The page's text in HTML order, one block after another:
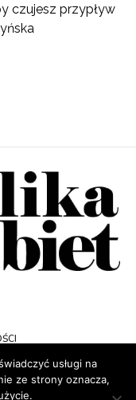
czujesz przypływ
usługi na
ze strony oznacza,